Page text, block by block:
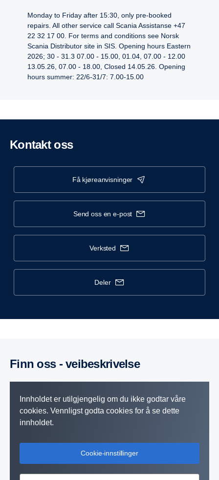
Monday to Friday after 15:30, only pre-booked
repairs. All other service call Scania Assistanse +47
22 32 17 00. For terms and conditions see Norsk
Scania Distributor site in SIS. Opening hours Eastern
2026; 30 - 31.3 07.00 - 15.00, 01.04, 07.00 - 12.00
13.05.26, 07.00 - 18.00, Closed 14.05.26. Opening
hours summer: 22/6-31/7: 7.00-15.00
Kontakt oss
få kjøreanvisninger
send oss en e-post
verksted
deler
Finn oss - veibeskrivelse
Innholdet er utilgjengelig om du ikke godtar våre
cookies. Vennligst godta cookies for å se dette
innholdet.
Cookie-innstillinger